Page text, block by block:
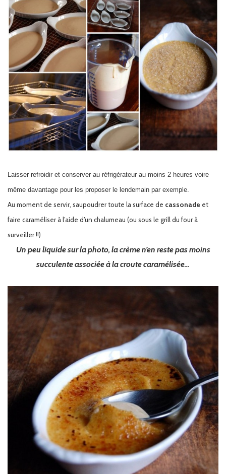
Laisser refroidir et conserver au réfrigérateur au moins 2 heures voire
même davantage pour les proposer le lendemain par exemple.
Au moment de servir, saupoudrer toute la surface de cassonade et
faire caraméliser à l’aide d’un chalumeau (ou sous le grill du four à
surveiller !!)
Un peu liquide sur la photo, la crème n’en reste pas moins
succulente associée à la croute caramélisée…